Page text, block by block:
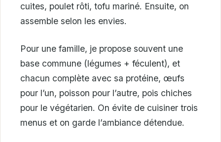
cuites, poulet rôti, tofu mariné. Ensuite, on
assemble selon les envies.
Pour une famille, je propose souvent une
base commune (légumes + féculent), et
chacun complète avec sa protéine, œufs
pour l’un, poisson pour l’autre, pois chiches
pour le végétarien. On évite de cuisiner trois
menus et on garde l’ambiance détendue.